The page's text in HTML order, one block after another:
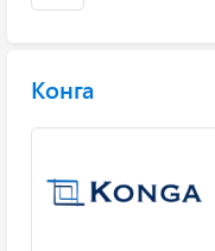
Конга